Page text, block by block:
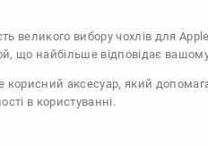
великого вибору чохлів для
що найбільше відповідає
корисний аксесуар, який
в користуванні.